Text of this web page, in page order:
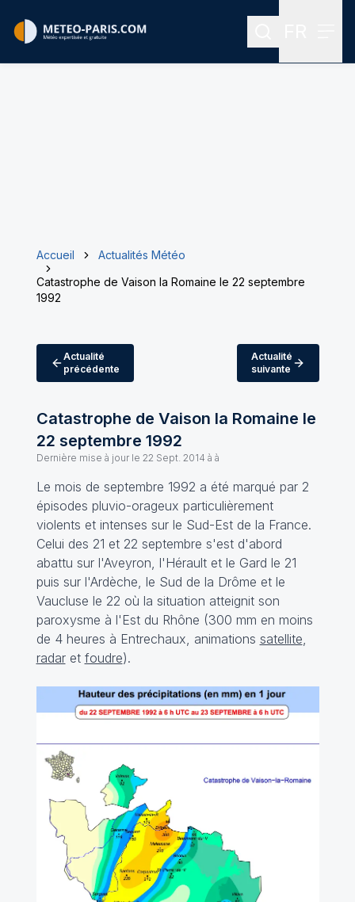
Rechercher
Accueil
Actualités Météo
Catastrophe de Vaison la Romaine le 22 septembre
1992
Actualité
précédente
Actualité
suivante
Catastrophe de Vaison la Romaine le
22 septembre 1992
Dernière mise à jour le 22 Sept. 2014 à à
Le mois de septembre 1992 a été marqué par 2
épisodes pluvio-orageux particulièrement
violents et intenses sur le Sud-Est de la France.
Celui des 21 et 22 septembre s'est d'abord
abattu sur l'Aveyron, l'Hérault et le Gard le 21
puis sur l'Ardèche, le Sud de la Drôme et le
Vaucluse le 22 où la situation atteignit son
paroxysme à l'Est du Rhône (300 mm en moins
de 4 heures à Entrechaux, animations satellite,
radaret foudre).